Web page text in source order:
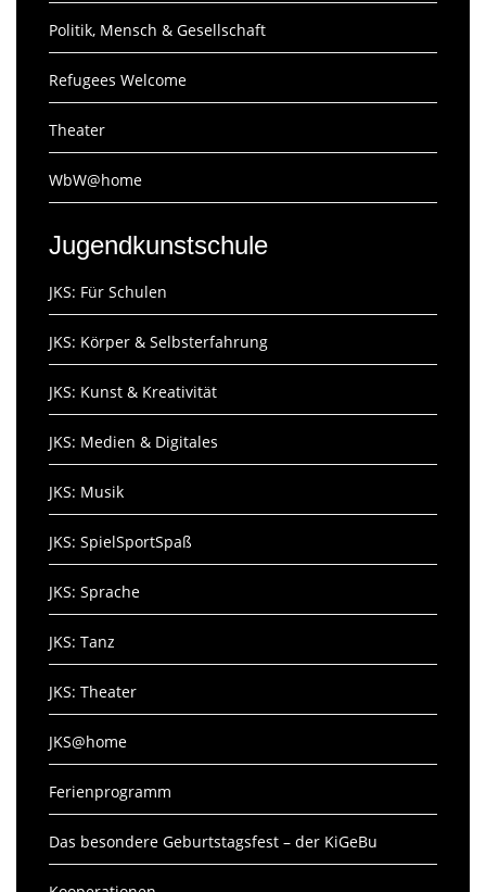
Politik, Mensch & Gesellschaft
Refugees Welcome
Theater
WbW@home
Jugendkunstschule
JKS: Für Schulen
JKS: Körper & Selbsterfahrung
JKS: Kunst & Kreativität
JKS: Medien & Digitales
JKS: Musik
JKS: SpielSportSpaß
JKS: Sprache
JKS: Tanz
JKS: Theater
JKS@home
Ferienprogramm
Das besondere Geburtstagsfest – der KiGeBu